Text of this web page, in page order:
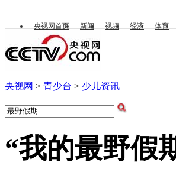
央视网首页 新闻 视频 经济 体育
央视网 > 青少台 > 少儿资讯
“我的最野假